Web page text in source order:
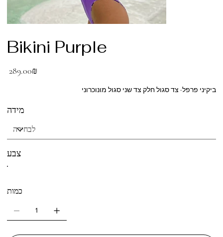
Bikini Purple
‏289.00 ‏₪
ביקיני פרפל- צד סגול חלק צד שני סגול מונוכרוני
מידה
צבע
כמות